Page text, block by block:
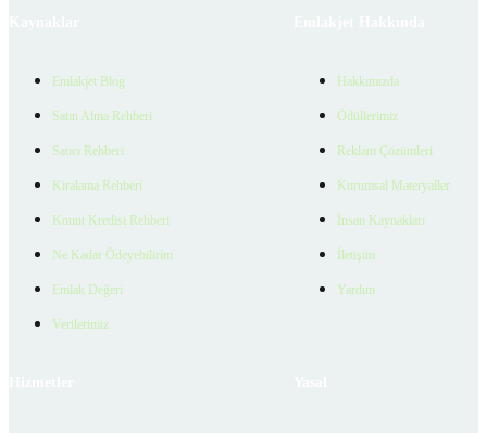
Emlakjet Blog
Satın Alma Rehberi
Satıcı Rehberi
Kiralama Rehberi
Konut Kredisi Rehberi
Ne Kadar Ödeyebilirim
Emlak Değeri
Verilerimiz
Hakkımızda
Ödüllerimiz
Reklam Çözümleri
Kurumsal Materyaller
İnsan Kaynakları
İletişim
Yardım